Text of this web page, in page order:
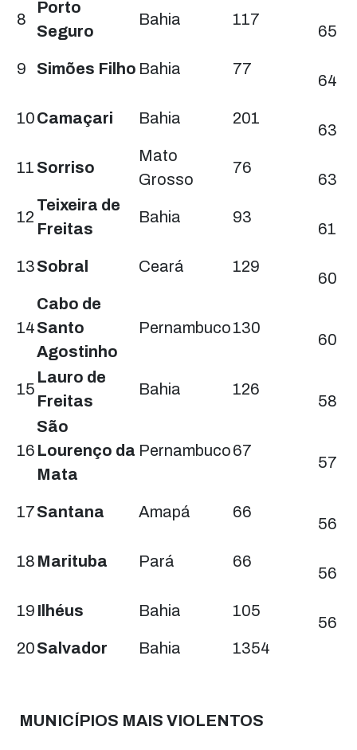
8
Porto
Seguro
Bahia 117
65
9 Simões Filho Bahia 77
64
10Camaçari Bahia 201
63
11 Sorriso
Mato
Grosso
76
63
12
Teixeira de
Freitas
Bahia 93
61
13Sobral Ceará 129
60
14
Cabo de
Santo
Agostinho
Pernambuco130
60
15
Lauro de
Freitas
Bahia 126
58
16
São
Lourenço da
Mata
Pernambuco67
57
17Santana Amapá 66
56
18 Marituba Pará 66
56
19 Ilhéus Bahia 105
56
20Salvador Bahia 1354
MUNICÍPIOS MAIS VIOLENTOS